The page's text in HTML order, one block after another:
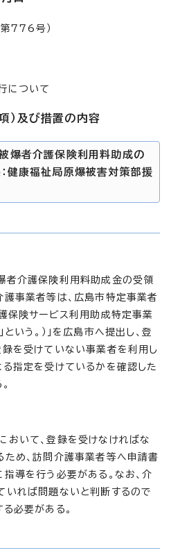
776号）
について
）及び措置の内容
爆者介護保険利用料助成の
：健康福祉局原爆被害対策部援
者介護保険利用料助成金の受領
事業者等は、広島市特定事業者
保険サービス利用助成特定事業
いう。）」を広島市へ提出し、登
を受けていない事業者を利用し
指定を受けているかを確認した
おいて、登録を受けなければな
ため、訪問介護事業者等へ申請書
導を行う必要がある。なお、介
いれば問題ないと判断するので
必要がある。